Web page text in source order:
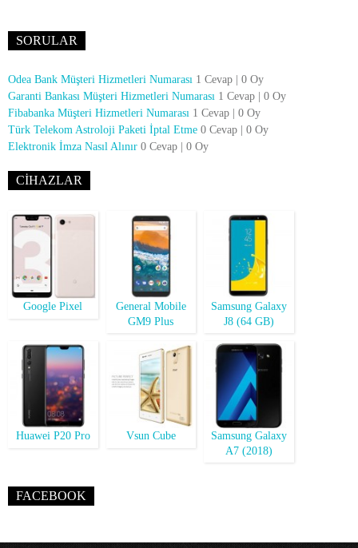
SORULAR
Odea Bank Müşteri Hizmetleri Numarası 1 Cevap
0 Oy
Garanti Bankası Müşteri Hizmetleri Numarası 1 Cevap
0 Oy
Fibabanka Müşteri Hizmetleri Numarası 1 Cevap
0 Oy
Türk Telekom Astroloji Paketi İptal Etme 0 Cevap
0 Oy
Elektronik İmza Nasıl Alınır 0 Cevap 0 Oy
CIHAZLAR
Google Pixel
General Mobile
GM9 Plus
Samsung Galaxy
J8 (64 GB)
Huawei P20 Pro Vsun Cube
Samsung Galaxy
A7 (2018)
FACEBOOK